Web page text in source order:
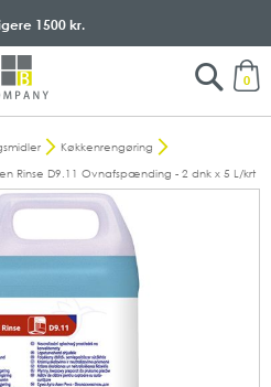
0
1500 kr.
Search
Køkkenrengøring
Rinse D9.11 Ovnafspænding - 2 dnk x 5 L/krt